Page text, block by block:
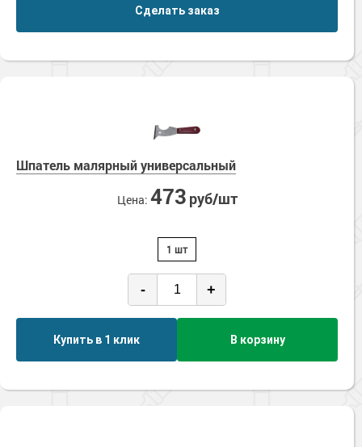
Сделать заказ
Шпатель малярный универсальный
Цена: 473 руб/шт
1 шт
- +
Купить в 1 клик В корзину